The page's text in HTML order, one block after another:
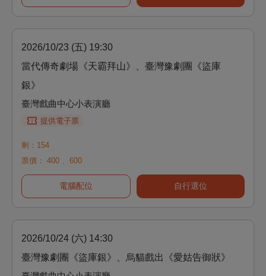
2026/10/23 (五) 19:30
當代傳奇劇場《天霸拜山》、臺灣豫劇團《盜庫
銀》
臺灣戲曲中心小表演廳
提供電子票
剩：154
票價：
400 600
電腦配位 自行選位
2026/10/24 (六) 14:30
臺灣豫劇團《盜庫銀》、烏貓戲出《愛姑告御狀》